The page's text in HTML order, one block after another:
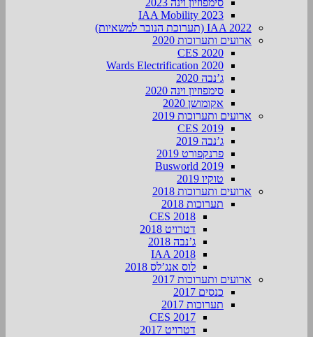
IAA Mobility 2023
IAA 2022 (תערוכת הנובר למשאיות)
ארועים ותערוכות 2020
CES 2020
Wards Electrification 2020
ג’נבה 2020
סימפוזיון וינה 2020
אקומושן 2020
ארועים ותערוכות 2019
CES 2019
ג’נבה 2019
פרנקפורט 2019
Busworld 2019
טוקיו 2019
ארועים ותערוכות 2018
תערוכות 2018
CES 2018
דטרויט 2018
ג’נבה 2018
IAA 2018
לוס אנג’לס 2018
ארועים ותערוכות 2017
כנסים 2017
תערוכות 2017
CES 2017
דטרויט 2017